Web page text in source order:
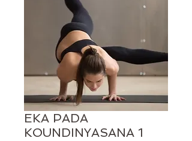
EKA PADA
KOUNDINYASANA 1